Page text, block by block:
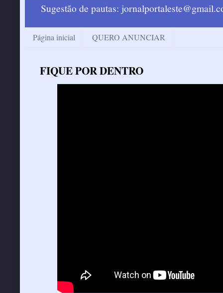
Sugestão de pautas:
Página inicial QUERO ANUNCIAR
FIQUE POR DENTRO